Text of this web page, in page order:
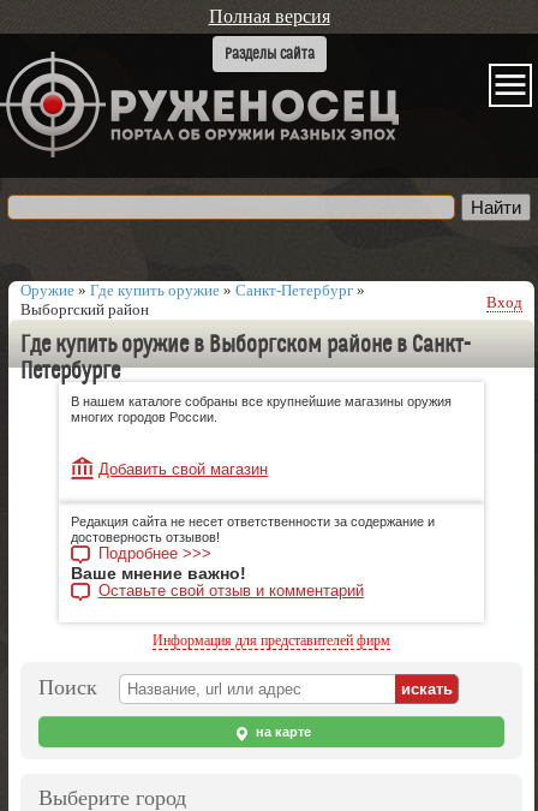
Полная версия
Оружие » Где купить оружие » Санкт-Петербург »
Выборгский район
Вход
Где купить оружие в Выборгском районе в Санкт-
Петербурге
В нашем каталоге собраны все крупнейшие магазины оружия
многих городов России.
Добавить свой магазин
Редакция сайта не несет ответственности за содержание и
достоверность отзывов!
Подробнее >>>
Ваше мнение важно!
Оставьте свой отзыв и комментарий
Информация для представителей фирм
Поиск
на карте
Выберите город